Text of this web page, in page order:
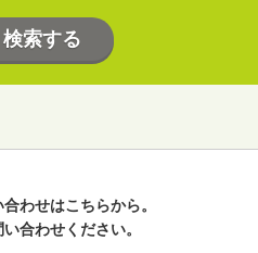
わせはこちらから。
合わせください。